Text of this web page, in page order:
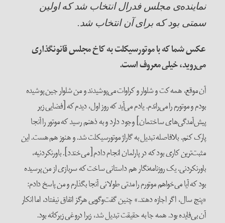
نمایندهی مجلس فدرال انتخاب شد که اولین
سمتی بود که برای آن انتخاب شد.
عکس شما که با موتورسیکلت به کاخ مجلس قانونگذاری
می‌روید، خیلی معروف است.
آن موقع، همه کت و شلوار و کراوات می‌پوشیدند و من شلوار جین پوشیده
بودم و موتورم را می‌راندم. یادم می‌آید که روز اول، دیدم که [فضایی زیر
پیش‌آمدگی‌های ساختمان] وجود دارد و به ذهنم رسید که موتور را آنجا
پارک کنم. بلافاصله تبدیل به گاراژ موتورسیکلت شد. و هنوز هم هست. این
مثبت‌ترین کاری بود که در پارلمان انجام دادم [می‌خندد]. باورنکردنیه،
باورنکردنی. یک روزنامه‌نگار هم داستانی ساخت که سربازی از من پرسیده
بود که آیا می‌خواهم موتورم را مدتی طولانی آنجا بگذارم و من پاسخ دادم:
«پنج سال، اگر اجازه دهند.» چنین گفت‌وگویی هرگز اتفاق نیفتاد، اما انکار
آن بی‌فایده بود. همه جا به حقیقت تبدیل شد، زیرا دروغی زیرکانه بود.